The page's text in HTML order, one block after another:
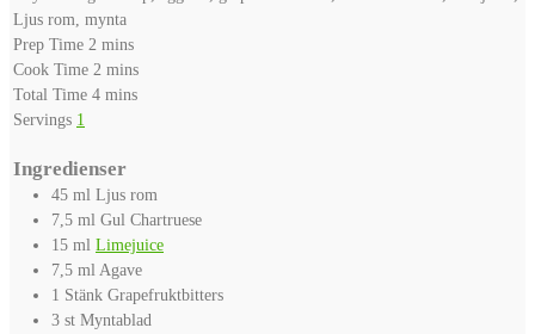
Ljus rom, mynta
Prep Time 2 minutes
mins
Cook Time 2 minutes
mins
Total Time 4minutes
mins
Servings 1
Ingredienser
45 ml Ljus rom
7,5 ml Gul Chartruese
15 ml Limejuice
7,5 mlAgave
1 Stänk Grapefruktbitters
3 st Myntablad